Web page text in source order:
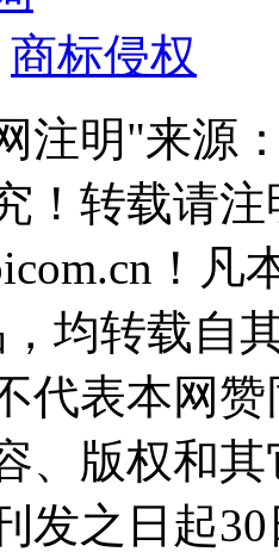
商标侵权
注明"来源
！转载请
！
均转载自
代表本网
、版权和
发之日起